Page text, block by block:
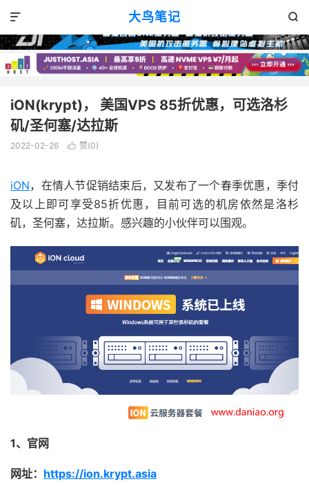
大鸟笔记 

VPS优惠
iON(krypt)， 美国VPS 85折优惠，可选洛杉
矶/圣何塞/达拉斯
2022-02-26  赞(0)
iON，在情人节促销结束后，又发布了一个春季优惠，季付
及以上即可享受85折优惠，目前可选的机房依然是洛杉
矶，圣何塞，达拉斯。感兴趣的小伙伴可以围观。
1、官网
网址： https://ion.krypt.asia